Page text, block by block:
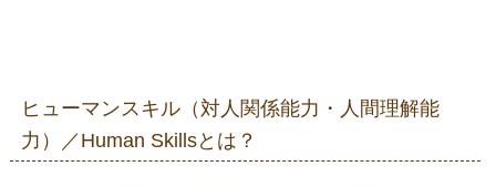
ヒューマンスキル（対人関係能力・人間理解能
力）／Human Skillsとは？